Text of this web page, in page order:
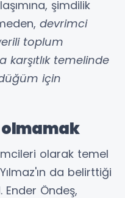
şimdilik
devrimci
toplum
karşıtlık temelinde
için
olarak temel
da belirttiği
Ender Öndeş,